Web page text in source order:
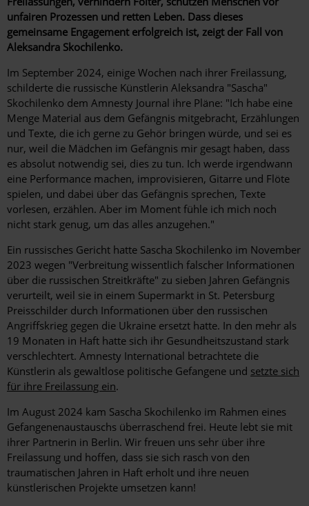
unfairen Prozessen und retten Leben. Dass dieses
gemeinsame Engagement erfolgreich ist, zeigt der Fall von
Aleksandra Skochilenko.
Im September 2024, einige Wochen nach ihrer Freilassung,
schilderte die russische Künstlerin Aleksandra "Sascha"
Skochilenko dem Amnesty Journal ihre Pläne: "Ich habe eine
Menge Material aus dem Gefängnis mitgebracht, Erzählungen
und Texte, die ich gerne zu Gehör bringen würde, und sei es
nur, weil die Mädchen im Gefängnis mir gesagt haben, dass
es absolut notwendig sei, dies zu tun. Ich werde irgendwann
eine Performance machen, improvisieren, Gitarre und Flöte
spielen, und dabei über das Gefängnis sprechen, Texte
vorlesen, erzählen. Aber im Moment fühle ich mich noch
nicht stark genug, um das alles anzugehen."
Ein russisches Gericht hatte Sascha Skochilenko im November
2023 wegen "Verbreitung wissentlich falscher Informationen
über die russischen Streitkräfte" zu sieben Jahren Gefängnis
verurteilt, weil sie in einem Supermarkt in St. Petersburg
Preisschilder durch Informationen über den russischen
Angriffskrieg gegen die Ukraine ersetzt hatte. In den mehr als
19 Monaten in Haft hatte sich ihr Gesundheitszustand stark
verschlechtert. Amnesty International betrachtete die
Künstlerin als gewaltlose politische Gefangene und setzte sich
für ihre Freilassung ein.
Im August 2024 kam Sascha Skochilenko im Rahmen eines
Gefangenenaustauschs überraschend frei. Heute lebt sie mit
ihrer Partnerin in Berlin. Wir freuen uns sehr über ihre
Freilassung und hoffen, dass sie sich rasch von den
traumatischen Jahren in Haft erholt und ihre neuen
künstlerischen Projekte umsetzen kann!